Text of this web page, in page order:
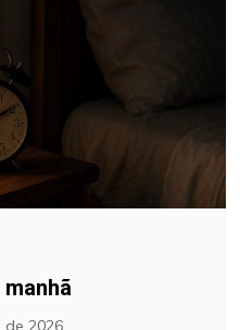
2026